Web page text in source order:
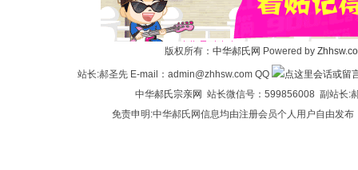
版权所有： 中华郝氏网 Powered by
站长:郝圣先 E-mail：admin@zhhsw.com QQ
中华郝氏宗亲网 站长微信号：599856008 副站长:
免责申明:中华郝氏网信息均由注册会员个人用户自由发